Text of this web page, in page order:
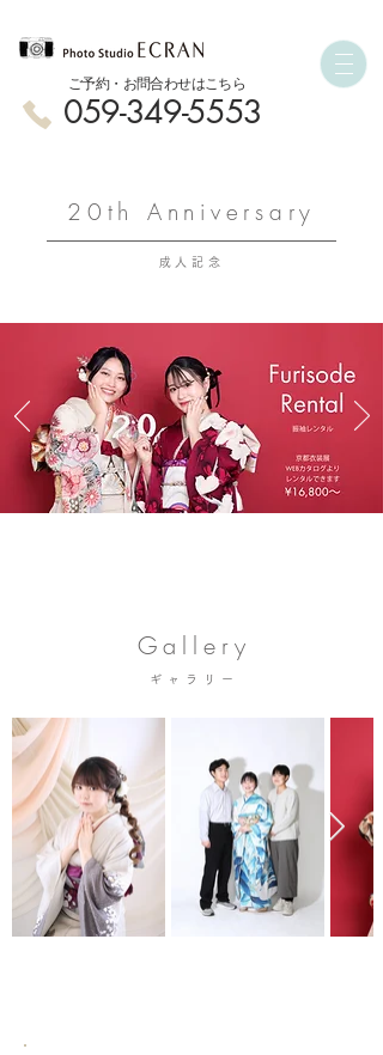
059-349-5553
ご予約・お問合わせはこちら
20th Anniversary
成人記念
Gallery
ギャラリー